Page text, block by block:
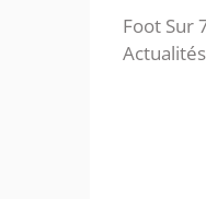
Foot Sur